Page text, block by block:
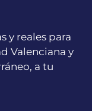
y reales para
Valenciana y
a tu